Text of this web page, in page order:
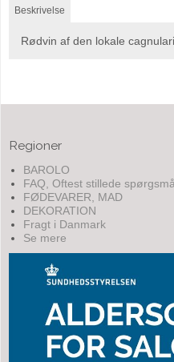
Beskrivelse
Rødvin af den lokale
Regioner
BAROLO
FAQ, Oftest stillede
FØDEVARER, MAD
DEKORATION
Fragt i Danmark
Se mere